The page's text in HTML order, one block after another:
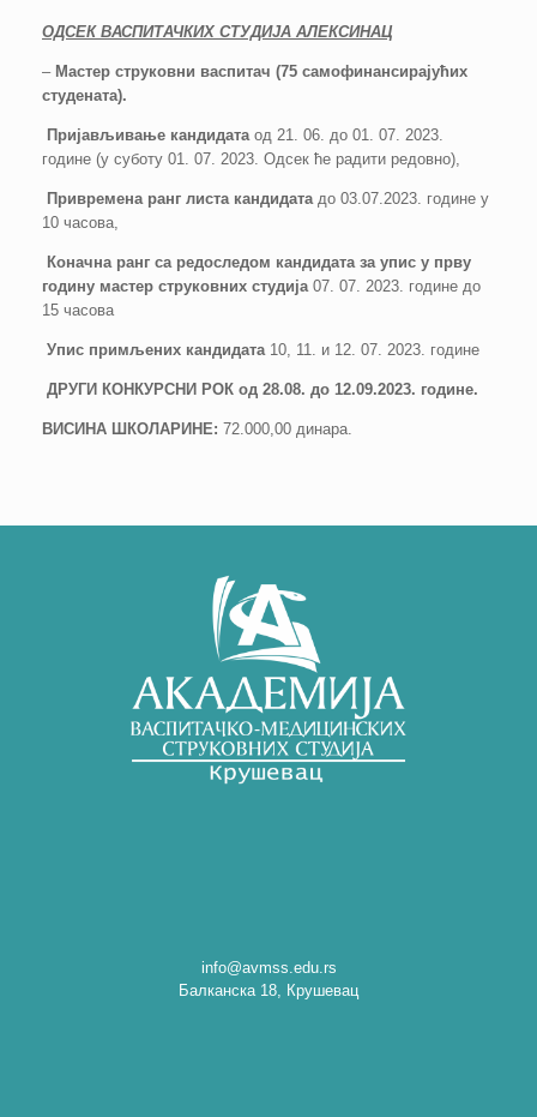
ОДСЕК ВАСПИТАЧКИХ СТУДИЈА АЛЕКСИНАЦ
– Мастер струковни васпитач (75 самофинансирајућих
студената).
Пријављивање кандидата од 21. 06. до 01. 07. 2023.
године (у суботу 01. 07. 2023. Одсек ће радити редовно),
Привремена ранг листа кандидата до 03.07.2023. године у
10 часова,
Коначна ранг са редоследом кандидата за упис у прву
годину мастер струковних студија07. 07. 2023. године до
15 часова
Упис примљених кандидата 10, 11. и 12. 07. 2023. године
ДРУГИ КОНКУРСНИ РОК од 28.08. до 12.09.2023. године.
ВИСИНА ШКОЛАРИНЕ: 72.000,00 динара.
info@avmss.edu.rs
Балканска 18, Крушевац